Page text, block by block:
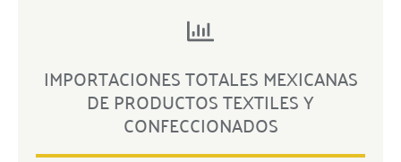
IMPORTACIONES TOTALES MEXICANAS
DE PRODUCTOS TEXTILES Y
CONFECCIONADOS